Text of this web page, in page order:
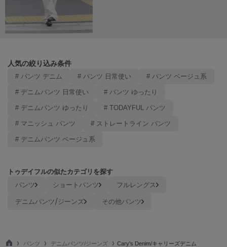
SHAKA
シャカ
Snow Peak
SNIDEL
スナイデル
スナイデル ホーム
ソフェル
サムウェアバター
人気の絞り込み条件
# パンツ デニム # パンツ 日常使い # パンツ ベージュ系
# デニムパンツ 日常使い # パンツ ゆったり
# デニムパンツ ゆったり # TODAYFUL パンツ
# マニッシュ パンツ # ストレートライン パンツ
# デニムパンツ ベージュ系
トゥデイフルの似たカテゴリを探す
パンツ ショートパンツ
フルレングス
デニムパンツ/ジーンズ
その他パンツ
パンツ デニムパンツ/ジーンズ Cary's Denim/キャリーズデニム